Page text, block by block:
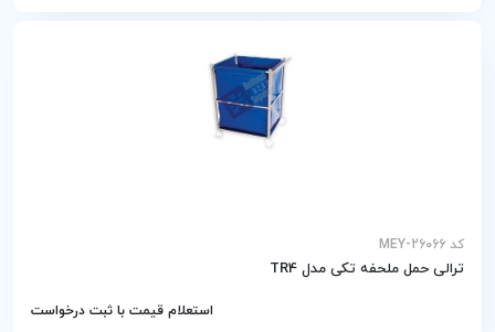
کد MEY-26066
ترالی حمل ملحفه تکی مدل TR4
استعلام قیمت با ثبت درخواست